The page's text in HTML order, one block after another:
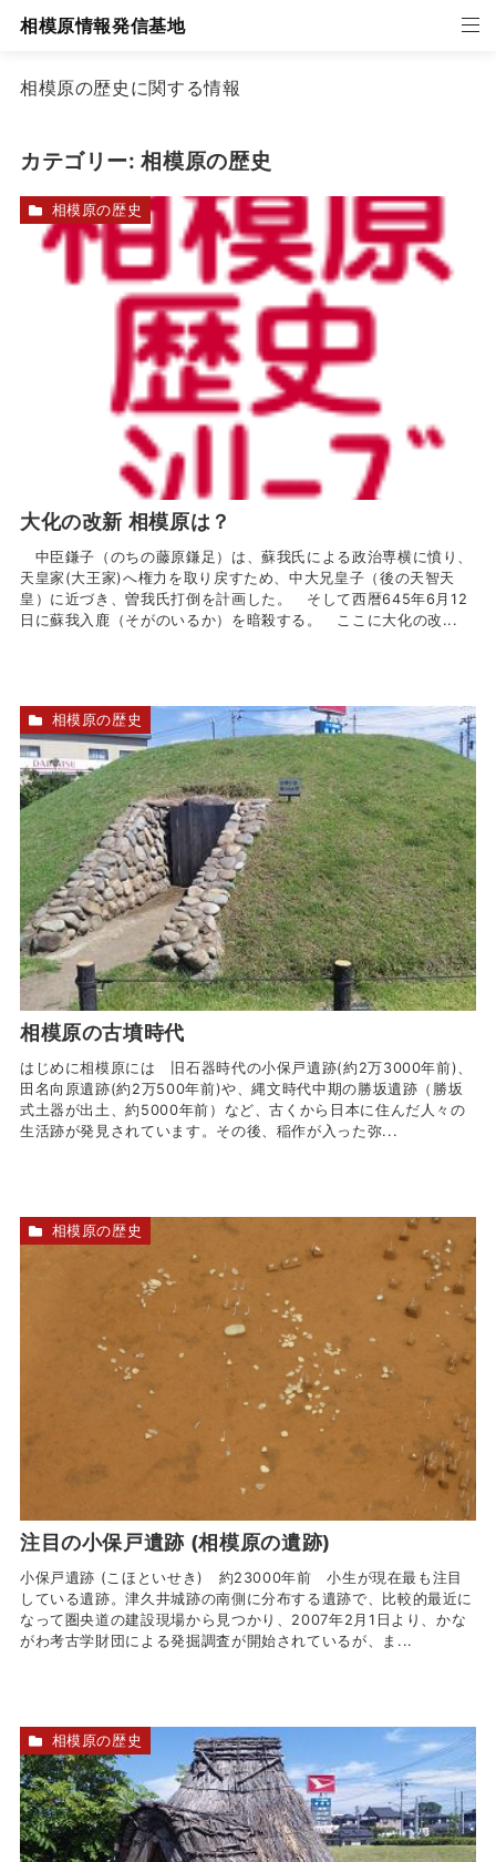
相模原情報発信基地
相模原の歴史に関する情報
カテゴリー:相模原の歴史
大化の改新 相模原は？
中臣鎌子（のちの藤原鎌足）は、蘇我氏による政治専横に憤り、
天皇家(大王家)へ権力を取り戻すため、中大兄皇子（後の天智天
皇）に近づき、曽我氏打倒を計画した。 そして西暦645年6月12
日に蘇我入鹿（そがのいるか）を暗殺する。 ここに大化の改...
相模原の歴史
相模原の古墳時代
はじめに相模原には 旧石器時代の小保戸遺跡(約2万3000年前)、
田名向原遺跡(約2万500年前)や、縄文時代中期の勝坂遺跡（勝坂
式土器が出土、約5000年前）など、古くから日本に住んだ人々の
生活跡が発見されています。その後、稲作が入った弥...
相模原の歴史
注目の小保戸遺跡 (相模原の遺跡)
小保戸遺跡 (こほといせき) 約23000年前 小生が現在最も注目
している遺跡。津久井城跡の南側に分布する遺跡で、比較的最近に
なって圏央道の建設現場から見つかり、2007年2月1日より、かな
がわ考古学財団による発掘調査が開始されているが、ま...
相模原の歴史
相模原の歴史